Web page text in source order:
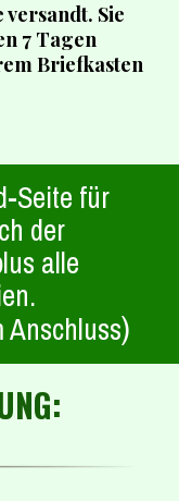
Sie
7 Tagen
Briefkasten
Seite für
der
alle
)